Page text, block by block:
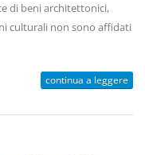
di beni architettonici,
culturali non sono affidati
continua a leggere